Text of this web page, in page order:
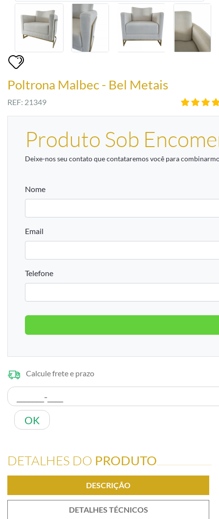
Poltrona Malbec - Bel Metais
REF: 21349
Produto Sob
Deixe-nos seu contato que contataremos você para
Nome
Email
Telefone
Calcule frete e prazo
OK
DETALHES DO PRODUTO
DESCRIÇÃO
DETALHES TÉCNICOS